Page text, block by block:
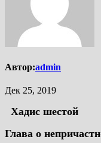
Автор:admin
Дек 25, 2019
Хадис шестой
Глава о